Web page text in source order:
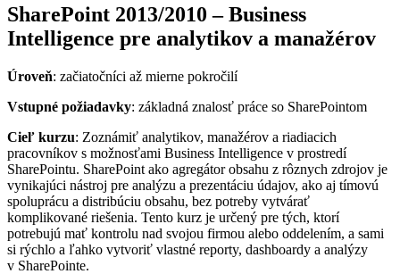
SharePoint 2013/2010 – Business
Intelligence pre analytikov a manažérov
Úroveň: začiatočníci až mierne pokročilí
Vstupné požiadavky: základná znalosť práce so SharePointom
Cieľ kurzu: Zoznámiť analytikov, manažérov a riadiacich
pracovníkov s možnosťami Business Intelligence v prostredí
SharePointu. SharePoint ako agregátor obsahu z rôznych zdrojov je
vynikajúci nástroj pre analýzu a prezentáciu údajov, ako aj tímovú
spoluprácu a distribúciu obsahu, bez potreby vytvárať
komplikované riešenia. Tento kurz je určený pre tých, ktorí
potrebujú mať kontrolu nad svojou firmou alebo oddelením, a sami
si rýchlo a ľahko vytvoriť vlastné reporty, dashboardy a analýzy
v SharePointe.